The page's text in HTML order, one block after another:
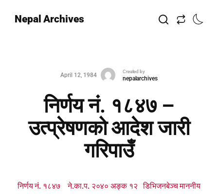
Nepal Archives
April 12, 1984
Created by
nepalarchives
निर्णय नं. १८४७ –
उत्प्रेषणको आदेश जारी
गरिपाउँ
निर्णय नं. १८४७ ने.का.प. २०४० अङ्क १२ डिभिजनबेञ्च माननीय